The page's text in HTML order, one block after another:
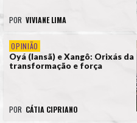
POR VIVIANE LIMA
OPINIÃO
Oyá (Iansã) e Xangô: Orixás da
transformação e força
POR CÁTIA CIPRIANO